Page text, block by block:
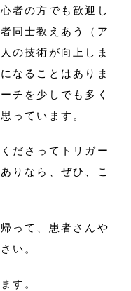
者の方でも歓迎し
同士教えあう（ア
の技術が向上しま
なることはありま
チを少しでも多く
っています。
ださってトリガー
りなら、ぜひ、こ
って、患者さんや
い。
す。